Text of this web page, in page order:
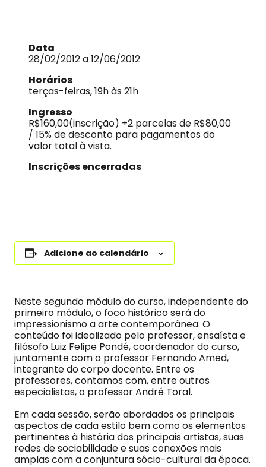
Data
28/02/2012 a 12/06/2012
Horários
terças-feiras, 19h às 21h
Ingresso
R$160,00(inscrição) +2 parcelas de R$80,00
/ 15% de desconto para pagamentos do
valor total à vista.
Inscrições encerradas
Adicione ao calendário
Neste segundo módulo do curso, independente do
primeiro módulo, o foco histórico será do
impressionismo a arte contemporânea. O
conteúdo foi idealizado pelo professor, ensaísta e
filósofo Luiz Felipe Pondé, coordenador do curso,
juntamente com o professor Fernando Amed,
integrante do corpo docente. Entre os
professores, contamos com, entre outros
especialistas, o professor André Toral.
Em cada sessão, serão abordados os principais
aspectos de cada estilo bem como os elementos
pertinentes à história dos principais artistas, suas
redes de sociabilidade e suas conexões mais
amplas com a conjuntura sócio-cultural da época.